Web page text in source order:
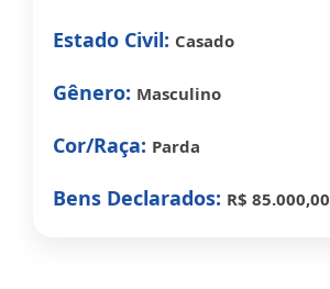
Estado Civil: Casado
Gênero: Masculino
Cor/Raça: Parda
Bens Declarados: R$ 85.000,00